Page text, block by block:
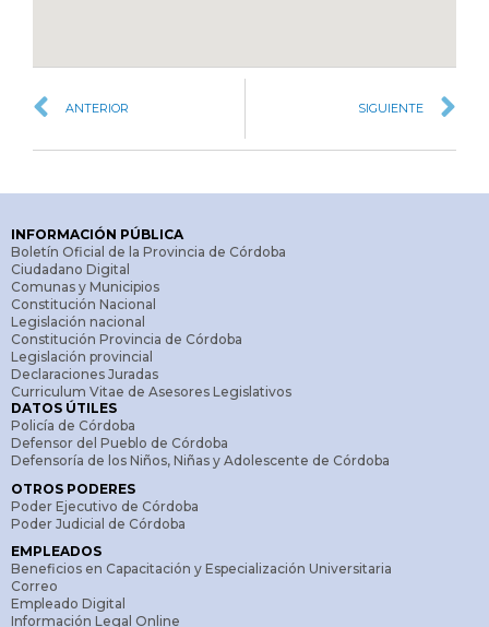
ANTERIOR SIGUIENTE
INFORMACIÓN PÚBLICA
Boletín Oficial de la Provincia de Córdoba
Ciudadano Digital
Comunas y Municipios
Constitución Nacional
Legislación nacional
Constitución Provincia de Córdoba
Legislación provincial
Declaraciones Juradas
Curriculum Vitae de Asesores Legislativos
DATOS ÚTILES
Policía de Córdoba
Defensor del Pueblo de Córdoba
Defensoría de los Niños, Niñas y Adolescente de Córdoba
OTROS PODERES
Poder Ejecutivo de Córdoba
Poder Judicial de Córdoba
EMPLEADOS
Beneficios en Capacitación y Especialización Universitaria
Correo
Empleado Digital
Información Legal Online